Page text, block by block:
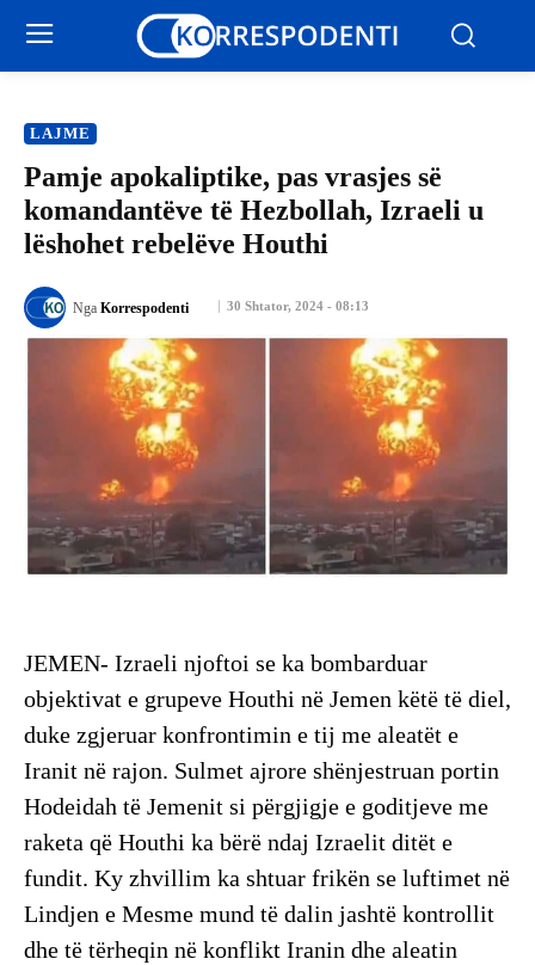
LAJME
Pamje apokaliptike, pas vrasjes së
komandantëve të Hezbollah, Izraeli u
lëshohet rebelëve Houthi
30 Shtator, 2024 - 08:13
Nga Korrespodenti
JEMEN- Izraeli njoftoi se ka bombarduar
objektivat e grupeve Houthi në Jemen këtë të diel,
duke zgjeruar konfrontimin e tij me aleatët e
Iranit në rajon. Sulmet ajrore shënjestruan portin
Hodeidah të Jemenit si përgjigje e goditjeve me
raketa që Houthi ka bërë ndaj Izraelit ditët e
fundit. Ky zhvillim ka shtuar frikën se luftimet në
Lindjen e Mesme mund të dalin jashtë kontrollit
dhe të tërheqin në konflikt Iranin dhe aleatin